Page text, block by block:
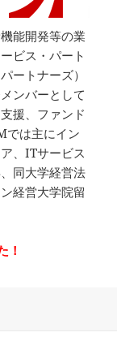
能開発等の業
ビス・パート
ートナーズ）
ンバーとして
援、ファンド
では主にイン
、ITサービス
同大学経営法
経営大学院留
！